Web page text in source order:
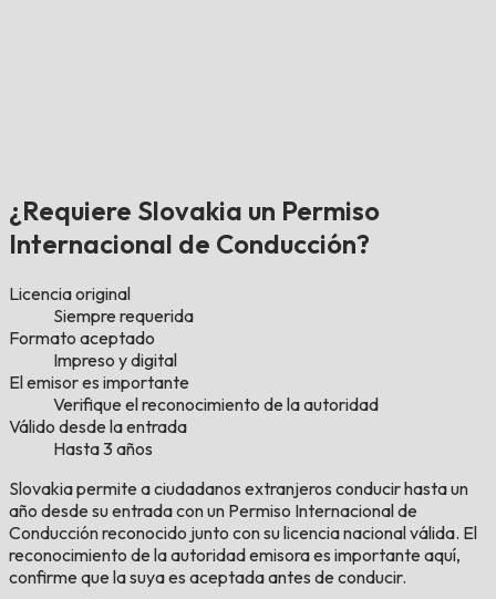
¿Requiere Slovakia un Permiso
Internacional de Conducción?
Licencia original
Siempre requerida
Formato aceptado
Impreso y digital
El emisor es importante
Verifique el reconocimiento de la autoridad
Válido desde la entrada
Hasta 3 años
Slovakia permite a ciudadanos extranjeros conducir hasta un
año desde su entrada con un Permiso Internacional de
Conducción reconocido junto con su licencia nacional válida. El
reconocimiento de la autoridad emisora es importante aquí,
confirme que la suya es aceptada antes de conducir.